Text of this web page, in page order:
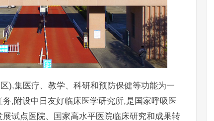
),集医疗、教学、科研和预防保健等功能为一
,附设中日友好临床医学研究所,是国家呼吸医
试点医院、国家高水平医院临床研究和成果转